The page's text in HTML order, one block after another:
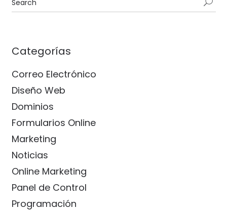
Categorías
Correo Electrónico
Diseño Web
Dominios
Formularios Online
Marketing
Noticias
Online Marketing
Panel de Control
Programación